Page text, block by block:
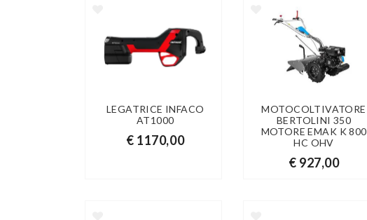
LEGATRICE INFACO
AT1000
€ 1170,00
MOTOCOLTIVATORE
BERTOLINI 350
MOTORE EMAK K 800
HC OHV
€ 927,00